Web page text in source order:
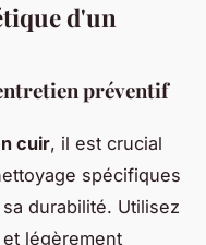
d'un
préventif
cuir, il est crucial
spécifiques
durabilité. Utilisez
légèrement